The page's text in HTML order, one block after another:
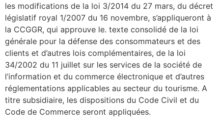
les modifications de la loi 3/2014 du 27 mars, du décret
législatif royal 1/2007 du 16 novembre, s’appliqueront à
la CCGGR, qui approuve le. texte consolidé de la loi
générale pour la défense des consommateurs et des
clients et d’autres lois complémentaires, de la loi
34/2002 du 11 juillet sur les services de la société de
l’information et du commerce électronique et d’autres
réglementations applicables au secteur du tourisme. A
titre subsidiaire, les dispositions du Code Civil et du
Code de Commerce seront appliquées.